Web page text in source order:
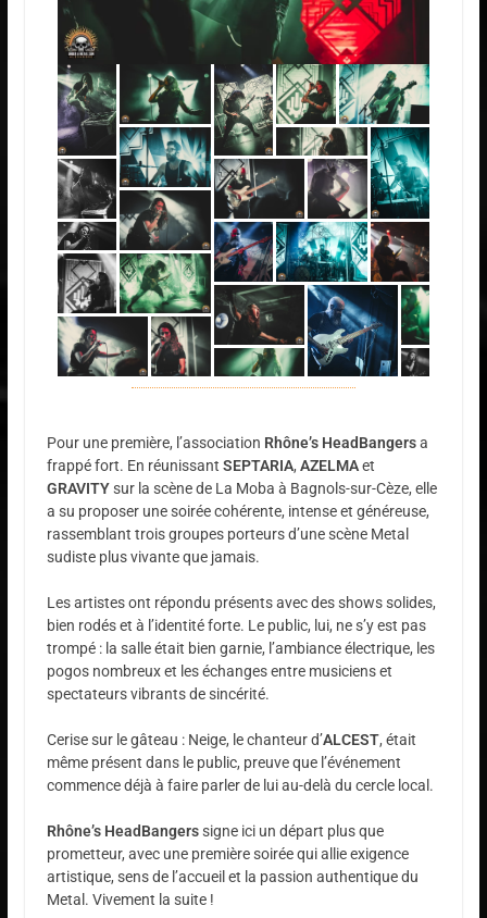
Pour une première, l’association Rhône’s HeadBangersa
frappé fort. En réunissant SEPTARIA, AZELMAet
GRAVITYsur la scène de La Moba à Bagnols-sur-Cèze, elle
a su proposer une soirée cohérente, intense et généreuse,
rassemblant trois groupes porteurs d’une scène Metal
sudiste plus vivante que jamais.
Les artistes ont répondu présents avec des shows solides,
bien rodés et à l’identité forte. Le public, lui, ne s’y est pas
trompé : la salle était bien garnie, l’ambiance électrique, les
pogos nombreux et les échanges entre musiciens et
spectateurs vibrants de sincérité.
Cerise sur le gâteau : Neige, le chanteur d’ALCEST, était
même présent dans le public, preuve que l’événement
commence déjà à faire parler de lui au-delà du cercle local.
Rhône’s HeadBangerssigne ici un départ plus que
prometteur, avec une première soirée qui allie exigence
artistique, sens de l’accueil et la passion authentique du
Metal. Vivement la suite !